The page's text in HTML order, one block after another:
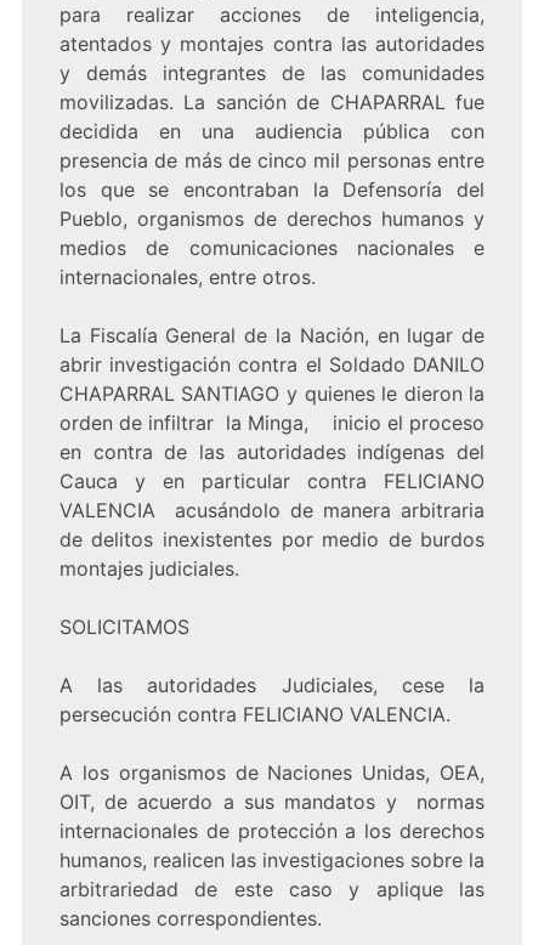
para realizar acciones de inteligencia,
atentados y montajes contra las autoridades
y demás integrantes de las comunidades
movilizadas. La sanción de CHAPARRAL fue
decidida en una audiencia pública con
presencia de más de cinco mil personas entre
los que se encontraban la Defensoría del
Pueblo, organismos de derechos humanos y
medios de comunicaciones nacionales e
internacionales, entre otros.
La Fiscalía General de la Nación, en lugar de
abrir investigación contra el Soldado DANILO
CHAPARRAL SANTIAGO y quienes le dieron la
orden de infiltrar la Minga, inicio el proceso
en contra de las autoridades indígenas del
Cauca y en particular contra FELICIANO
VALENCIA acusándolo de manera arbitraria
de delitos inexistentes por medio de burdos
montajes judiciales.
SOLICITAMOS
A las autoridades Judiciales, cese la
persecución contra FELICIANO VALENCIA.
A los organismos de Naciones Unidas, OEA,
OIT, de acuerdo a sus mandatos y normas
internacionales de protección a los derechos
humanos, realicen las investigaciones sobre la
arbitrariedad de este caso y aplique las
sanciones correspondientes.